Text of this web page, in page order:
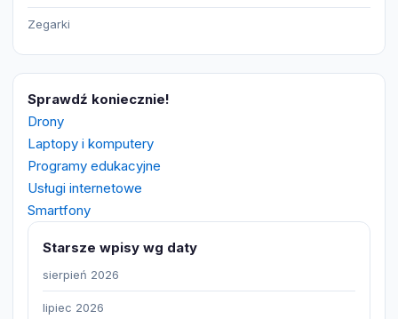
Zegarki
Sprawdź koniecznie!
Drony
Laptopy i komputery
Programy edukacyjne
Usługi internetowe
Smartfony
Starsze wpisy wg daty
sierpień 2026
lipiec 2026